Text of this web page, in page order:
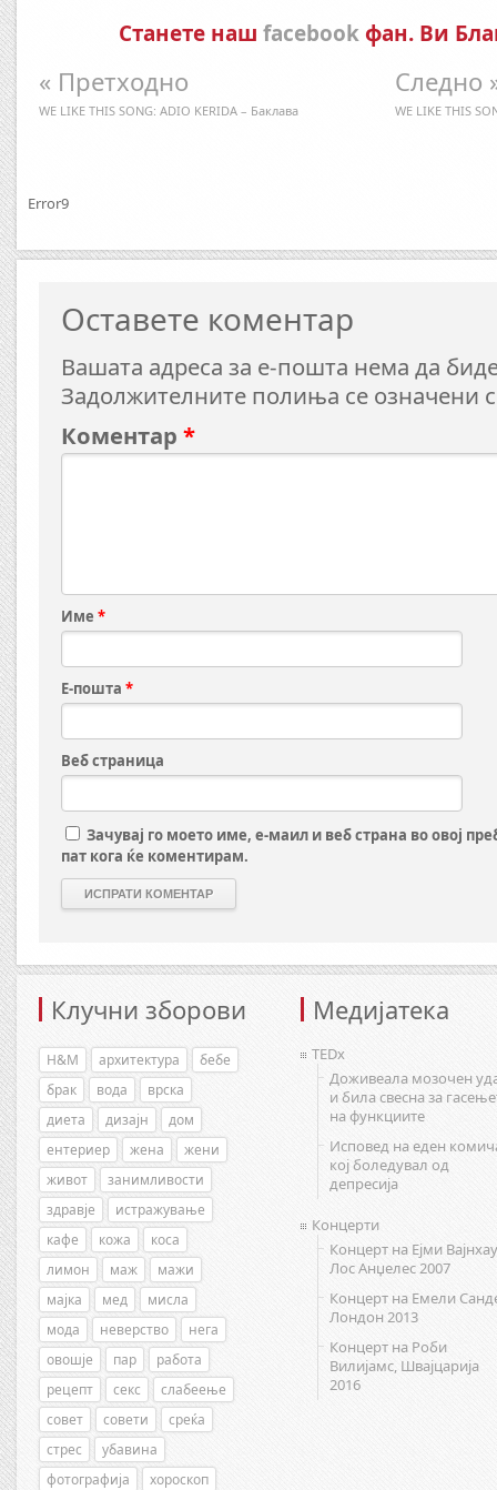
Станете наш facebookфан. Ви
« Претходно
WE LIKE THIS SONG: ADIO KERIDA – Баклава
Следно
WE LIKE THIS
Error9
Оставете коментар
Вашата адреса за е-пошта нема да
Задолжителните полиња се означени
Коментар *
Име *
Е-пошта *
Веб страница
Зачувај го моето име, е-маил и веб страна во овој
пат кога ќе коментирам.
Клучни зборови
H&M архитектура
бебе
брак
вода
врска
диета
дизајн
дом
ентериер
жена
жени
живот
занимливости
здравје
истражување
кафе
кожа
коса
лимон
маж
мажи
мајка
мед
мисла
мода
неверство
нега
овошје
пар
работа
рецепт
секс
слабеење
совет
совети
среќа
стрес
убавина
фотографија
хороскоп
Медијатека
TEDx
Доживеала мозочен
и била свесна за
на функциите
Исповед на еден
кој боледувал од
депресија
Концерти
Концерт на Ејми
Лос Анџелес 2007
Концерт на Емели
Лондон 2013
Концерт на Роби
Вилијамс, Швајцарија
2016